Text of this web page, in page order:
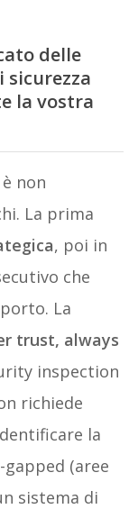
delle
sicurezza
la vostra
non
La prima
, poi in
che
La
trust, always
inspection
richiede
la
(aree
sistema di